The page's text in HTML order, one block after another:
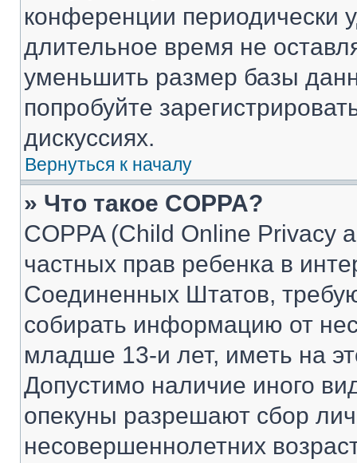
конференции периодически
длительное время не
уменьшить размер базы
попробуйте
дискуссиях.
Вернуться к началу
» Что такое COPPA?
COPPA (Child Online Privacy
частных прав ребенка в
Соединенных Штатов,
собирать информацию от
младше 13-и лет, иметь на
Допустимо наличие иного
опекуны разрешают сбор
несовершеннолетних